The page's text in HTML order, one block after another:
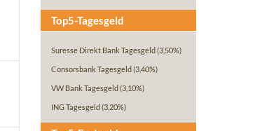
Top5-Tagesgeld
Suresse Direkt Bank Tagesgeld (3,50%)
Consorsbank Tagesgeld (3,40%)
VW Bank Tagesgeld (3,10%)
ING Tagesgeld (3,20%)